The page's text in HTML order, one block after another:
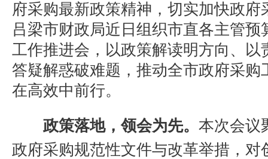
府采购最新政策精神，切实加快政府
吕梁市财政局近日组织市直各主管预
工作推进会，以政策解读明方向、以
答疑解惑破难题，推动全市政府采购
在高效中前行。
政策落地，领会为先。 本次会议
政府采购规范性文件与改革举措，对